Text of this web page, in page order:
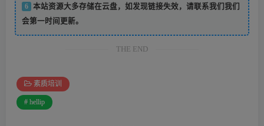
6
本站资源大多存储在云盘，如发现链接失效，请联系我们我们
会第一时间更新。
THE END
素质培训
# hellip